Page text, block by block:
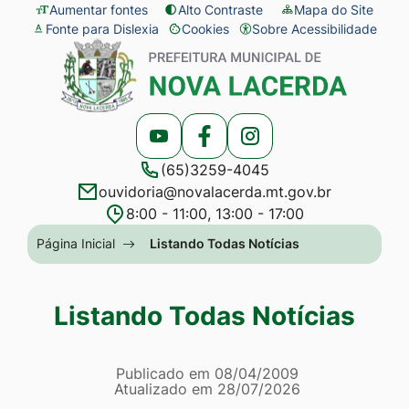
Seção
de
atalhos
acessibilidade
Ir
para
conteúdo
menu
[alt+2]
para
Aumentar fontes Alto Contraste
Mapa do Site
Fonte para Dislexia
Cookies
Abrir
preferências
de
cookies
Sobre Acessibilidade
Seção
menu
Acessar
a
Rede
Social
Acessar
a
Rede
Social
Acessar
a
Rede
Social
(65)3259-4045
ouvidoria@novalacerda.mt.gov.br
8:00 - 11:00, 13:00 - 17:00
Seção
do
principal
Página Inicial Listando Todas Notícias
Listando Todas Notícias
Página Listando Todas
Informações
Publicado em 08/04/2009
Atualizado em 28/07/2026